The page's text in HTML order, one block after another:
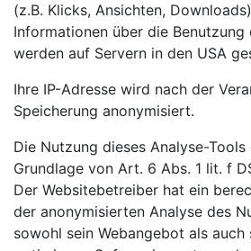
(z.B. Klicks, Ansichten,
Informationen über die Benutzung
werden auf Servern in den USA
Ihre IP-Adresse wird nach der
Speicherung anonymisiert.
Die Nutzung dieses Analyse-
Grundlage von Art. 6 Abs. 1 lit. f
Der Websitebetreiber hat ein
der anonymisierten Analyse des
sowohl sein Webangebot als auch